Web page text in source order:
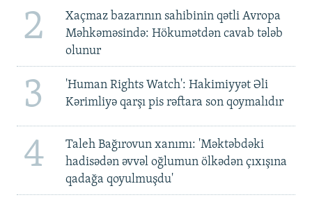
2
Xaçmaz bazarının sahibinin qətli Avropa
Məhkəməsində: Hökumətdən cavab tələb
olunur
3
'Human Rights Watch': Hakimiyyət Əli
Kərimliyə qarşı pis rəftara son qoymalıdır
4
Taleh Bağırovun xanımı: 'Məktəbdəki
hadisədən əvvəl oğlumun ölkədən çıxışına
qadağa qoyulmuşdu'